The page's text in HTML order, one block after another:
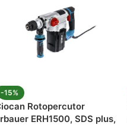
-15%
Rotopercutor
ERH1500, SDS plus,